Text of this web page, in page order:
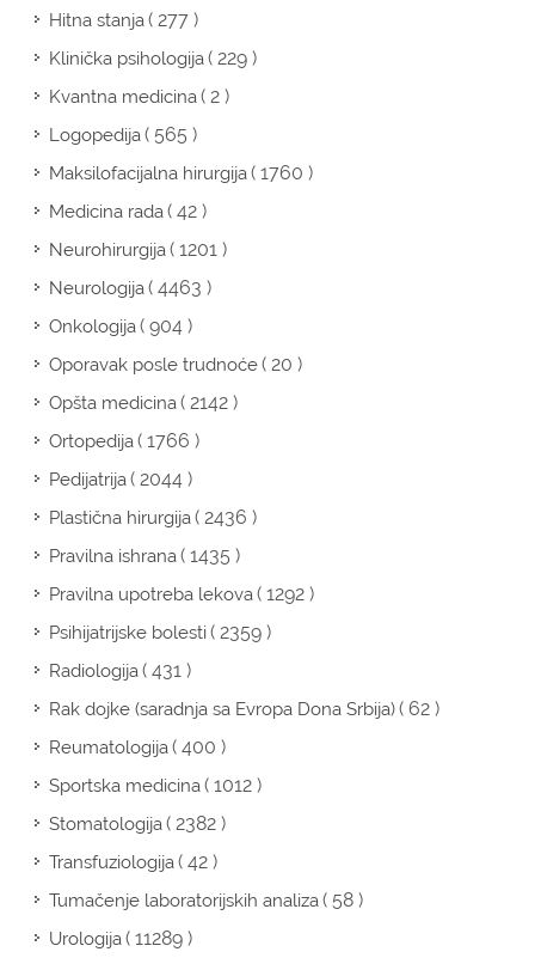
Hitna stanja( 277 )
Klinička psihologija( 229 )
Kvantna medicina( 2 )
Logopedija( 565 )
Maksilofacijalna hirurgija( 1760 )
Medicina rada( 42 )
Neurohirurgija( 1201 )
Neurologija( 4463 )
Onkologija( 904 )
Oporavak posle trudnoće( 20 )
Opšta medicina( 2142 )
Ortopedija( 1766 )
Pedijatrija( 2044 )
Plastična hirurgija( 2436 )
Pravilna ishrana( 1435 )
Pravilna upotreba lekova( 1292 )
Psihijatrijske bolesti( 2359 )
Radiologija( 431 )
Rak dojke (saradnja sa Evropa Dona Srbija)( 62 )
Reumatologija( 400 )
Sportska medicina( 1012 )
Stomatologija( 2382 )
Transfuziologija( 42 )
Tumačenje laboratorijskih analiza( 58 )
Urologija( 11289 )